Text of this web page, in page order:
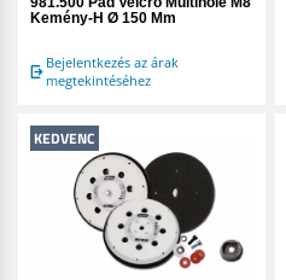
Kemény-H Ø 150 Mm
Bejelentkezés az árak
megtekintéséhez
KEDVENC